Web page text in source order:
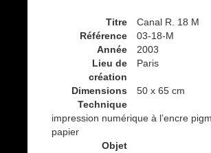
Titre
Canal R. 18 M
Référence
03-18-M
Année
2003
Lieu de
création
Paris
Dimensions
50 x 65 cm
Technique
impression numérique à l’encre
papier
Objet